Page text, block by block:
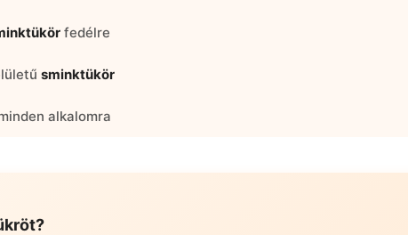
fedélre
sminktükör
alkalomra
?